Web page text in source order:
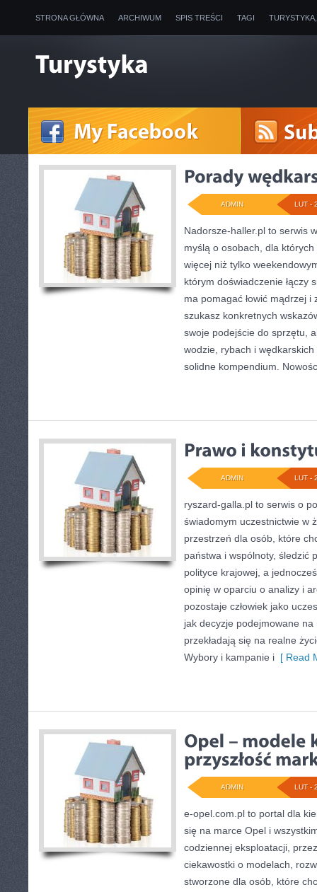
STRONA GŁÓWNA ARCHIWUM SPIS TREŚCI TAGI
LUT -
ADMIN
Nadorsze-haller.pl to serwis
myślą o osobach, dla których
więcej niż tylko
którym doświadczenie łączy
ma pomagać łowić mądrzej
szukasz konkretnych
swoje podejście do sprzętu,
wodzie, rybach i
solidne kompendium.
LUT -
ADMIN
ryszard-galla.pl to serwis o
świadomym uczestnictwie w
przestrzeń dla osób, które
państwa i wspólnoty, śledzić
polityce krajowej, a
opinię w oparciu o analizy i
pozostaje człowiek jako
jak decyzje podejmowane
przekładają się na realne
Wybory i kampanie i [ Read
LUT -
ADMIN
e-opel.com.pl to portal dla
się na marce Opel i
codziennej eksploatacji,
ciekawostki o modelach,
stworzone dla osób, które